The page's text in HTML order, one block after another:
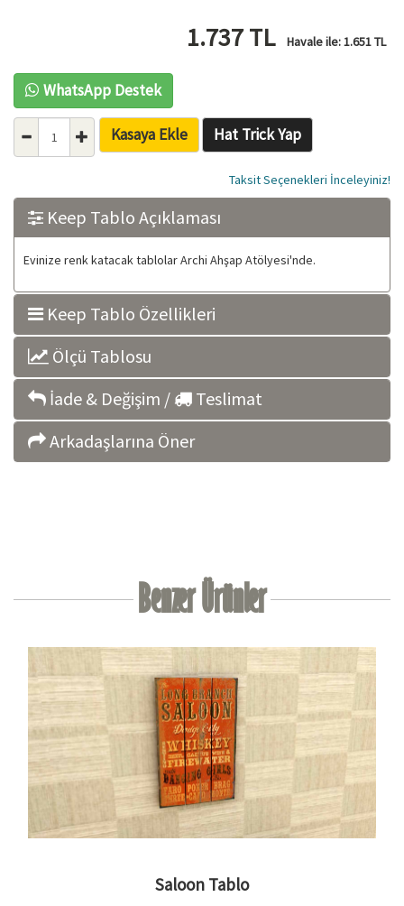
1.737TL Havale ile:1.651TL
WhatsApp Destek
Kasaya Ekle Hat Trick Yap
Taksit Seçenekleri İnceleyiniz!
Keep Tablo Açıklaması
Evinize renk katacak tablolar Archi Ahşap Atölyesi'nde.
Keep Tablo Özellikleri
Ölçü Tablosu
İade & Değişim /
Teslimat
Arkadaşlarına Öner
Benzer Ürünler
Saloon Tablo